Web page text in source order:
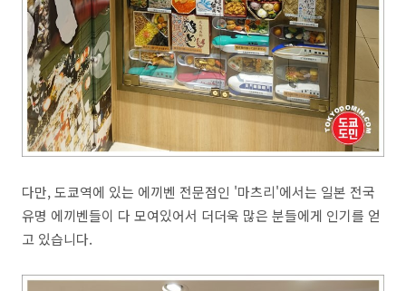
다만, 도쿄역에 있는 에끼벤 전문점인 '마츠리'에서는 일본 전국
유명 에끼벤들이 다 모여있어서 더더욱 많은 분들에게 인기를 얻
고 있습니다.